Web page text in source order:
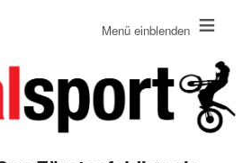
Menü einblenden ≡